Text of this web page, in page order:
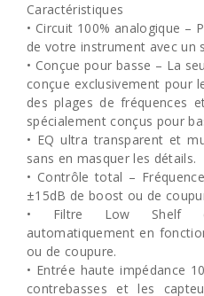
Caractéristiques
• Circuit 100% analogique –
de votre instrument avec un
• Conçue pour basse – La
conçue exclusivement pour
des plages de fréquences
spécialement conçus pour
• EQ ultra transparent et
sans en masquer les détails.
• Contrôle total –
±15dB de boost ou de
• Filtre Low Shelf
automatiquement en
ou de coupure.
• Entrée haute impédance
contrebasses et les